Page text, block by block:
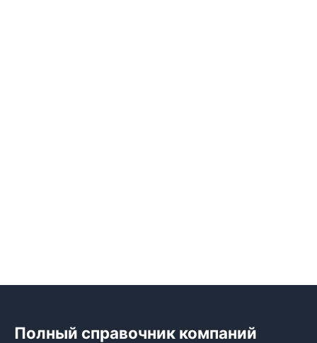
Полный справочник компаний